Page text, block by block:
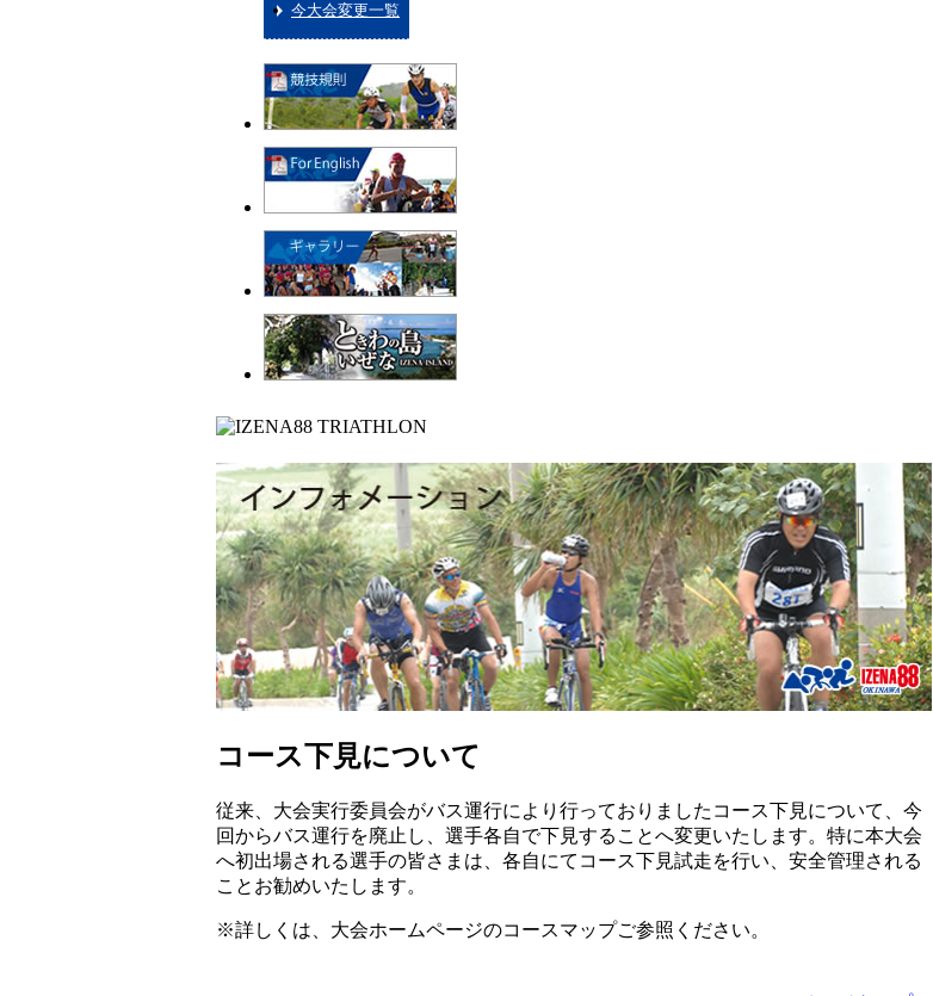
今大会変更一覧
コース下見について
従来、大会実行委員会がバス運行により行っておりましたコース下見について、今
回からバス運行を廃止し、選手各自で下見することへ変更いたします。特に本大会
へ初出場される選手の皆さまは、各自にてコース下見試走を行い、安全管理される
ことお勧めいたします。
※詳しくは、大会ホームページのコースマップご参照ください。